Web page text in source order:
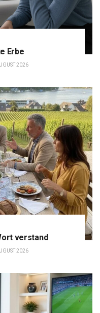
Erbe
2026
verstand
2026